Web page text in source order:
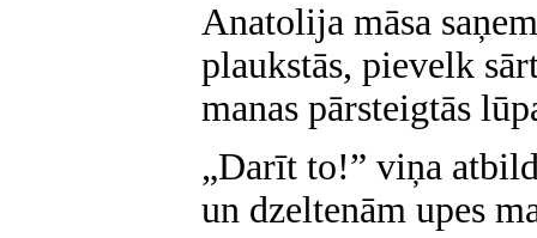
Anatolija māsa
plaukstās, pievelk
manas pārsteigtās
„Darīt to!” viņa
un dzeltenām upes